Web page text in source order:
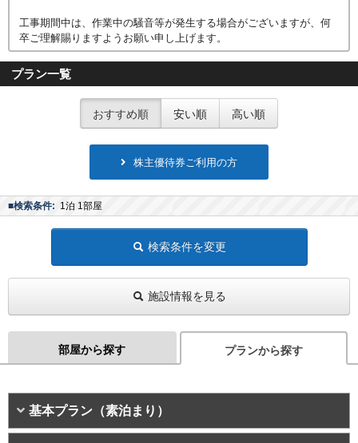
工事期間中は、作業中の騒音等が発生する場合がございますが、何
卒ご理解賜りますようお願い申し上げます。
プラン一覧
おすすめ順 安い順 高い順
株主優待券ご利用の方
■検索条件: 1泊 1部屋
検索条件を変更
施設情報を見る
部屋から探す プランから探す
基本プラン（素泊まり）